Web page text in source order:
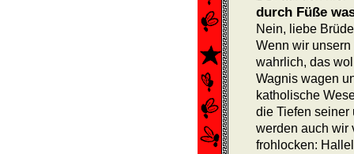
durch Füße
Nein, liebe
Wenn wir
wahrlich, das
Wagnis wagen
katholische
die Tiefen seiner
werden auch wir
frohlocken: